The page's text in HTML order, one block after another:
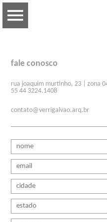
fale conosco
rua joaquim murtinho, 23 | zona
55 44 3224.1408
contato@verrigalvao.arq.br